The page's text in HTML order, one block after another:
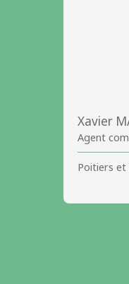
Xavier
Agent
Poitiers et